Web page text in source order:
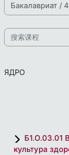
课程类别
搜索课程
ЯДРО
Б1.О.03.01
культура